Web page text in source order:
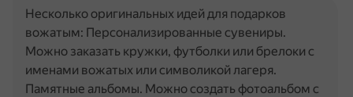
Несколько оригинальных идей для подарков
вожатым: Персонализированные сувениры.
Можно заказать кружки, футболки или брелоки с
именами вожатых или символикой лагеря.
Памятные альбомы. Можно создать фотоальбом с